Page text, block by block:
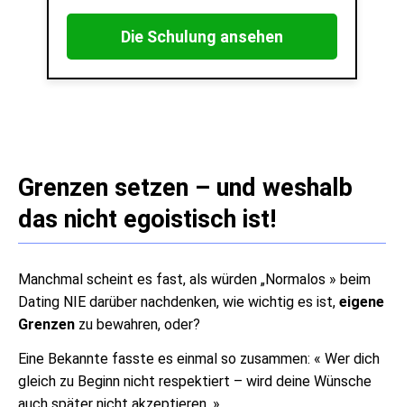
Die Schulung ansehen
Grenzen setzen – und weshalb
das nicht egoistisch ist!
Manchmal scheint es fast, als würden „Normalos » beim
Dating NIE darüber nachdenken, wie wichtig es ist, eigene
Grenzen zu bewahren, oder?
Eine Bekannte fasste es einmal so zusammen: « Wer dich
gleich zu Beginn nicht respektiert – wird deine Wünsche